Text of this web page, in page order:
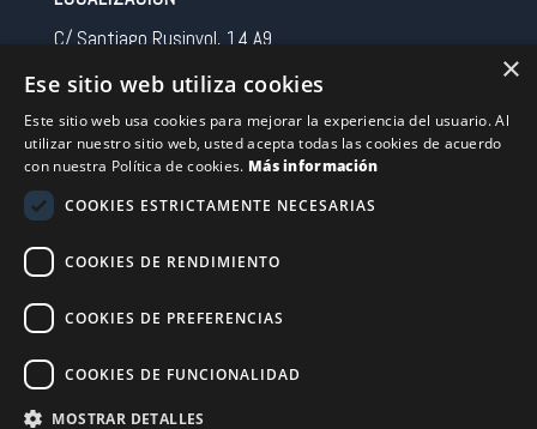
C/ Santiago Rusinyol, 14 A9
Spain
CONTACTO
Tel 0034 93 713 37 30
sermovil@sertronic.es
Acceso intranet para representantes
×
Ese sitio web utiliza cookies
Este sitio web usa cookies para mejorar la experiencia del usuario. Al
utilizar nuestro sitio web, usted acepta todas las cookies de acuerdo
con nuestra Política de cookies. Más información
COOKIES ESTRICTAMENTE NECESARIAS
COOKIES DE RENDIMIENTO
COOKIES DE PREFERENCIAS
COOKIES DE FUNCIONALIDAD
MOSTRAR DETALLES